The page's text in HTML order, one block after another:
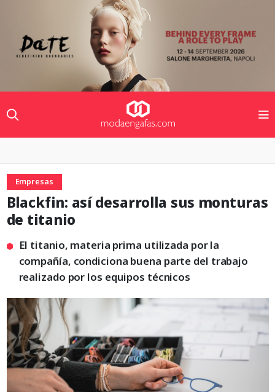
Empresas
Blackfin: así desarrolla sus monturas
de titanio
El titanio, materia prima utilizada por la
compañía, condiciona buena parte del trabajo
realizado por los equipos técnicos